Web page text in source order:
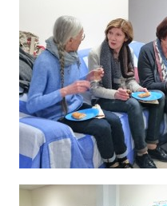
l’article